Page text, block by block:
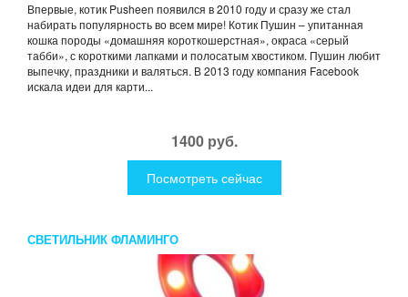
Впервые, котик Pusheen появился в 2010 году и сразу же стал
набирать популярность во всем мире! Котик Пушин – упитанная
кошка породы «домашняя короткошерстная», окраса «серый
табби», с короткими лапками и полосатым хвостиком. Пушин любит
выпечку, праздники и валяться. В 2013 году компания Facebook
искала идеи для карти...
1400 руб.
Посмотреть сейчас
СВЕТИЛЬНИК ФЛАМИНГО